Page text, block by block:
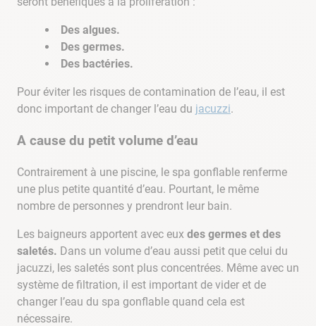
Des algues.
Des germes.
Des bactéries.
Pour éviter les risques de contamination de l’eau, il est
donc important de changer l’eau du jacuzzi.
A cause du petit volume d’eau
Contrairement à une piscine, le spa gonflable renferme
une plus petite quantité d’eau. Pourtant, le même
nombre de personnes y prendront leur bain.
Les baigneurs apportent avec eux des germes et des
saletés. Dans un volume d’eau aussi petit que celui du
jacuzzi, les saletés sont plus concentrées. Même avec un
système de filtration, il est important de vider et de
changer l’eau du spa gonflable quand cela est
nécessaire.